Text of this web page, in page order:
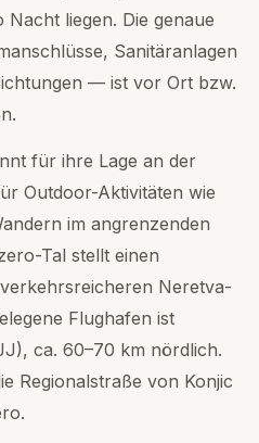
liegen. Die genaue
Sanitäranlagen
— ist vor Ort bzw.
für ihre Lage an der
Outdoor-Aktivitäten wie
im angrenzenden
Tal stellt einen
Neretva-
Flughafen ist
ca. 60–70 km nördlich.
Regionalstraße von Konjic